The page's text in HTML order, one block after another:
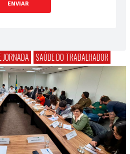
ENVIAR
JORNADA SAÚDE DO TRABALHADOR